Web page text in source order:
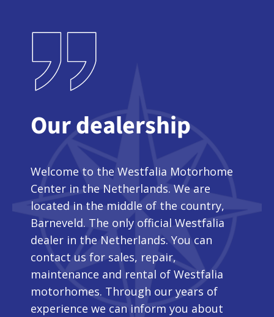
Our dealership
Welcome to the Westfalia Motorhome
Center in the Netherlands. We are
located in the middle of the country,
Barneveld. The only official Westfalia
dealer in the Netherlands. You can
contact us for sales, repair,
maintenance and rental of Westfalia
motorhomes. Through our years of
experience we can inform you about